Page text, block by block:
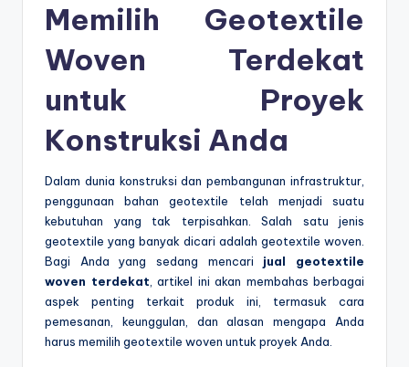
Memilih Geotextile
Woven Terdekat
untuk Proyek
Konstruksi Anda
Dalam dunia konstruksi dan pembangunan infrastruktur,
penggunaan bahan geotextile telah menjadi suatu
kebutuhan yang tak terpisahkan. Salah satu jenis
geotextile yang banyak dicari adalah geotextile woven.
Bagi Anda yang sedang mencari jual geotextile
woven terdekat , artikel ini akan membahas berbagai
aspek penting terkait produk ini, termasuk cara
pemesanan, keunggulan, dan alasan mengapa Anda
harus memilih geotextile woven untuk proyek Anda.